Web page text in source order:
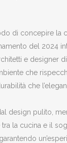
di concepire
del
e designer
che
che
pulito,
la cucina e il